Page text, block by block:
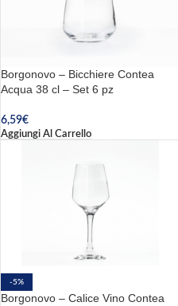
Borgonovo – Bicchiere Contea
Acqua 38 cl – Set 6 pz
6,59€
Aggiungi Al Carrello
-5%
Borgonovo – Calice Vino Contea